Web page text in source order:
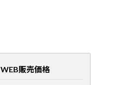
WEB販売価格